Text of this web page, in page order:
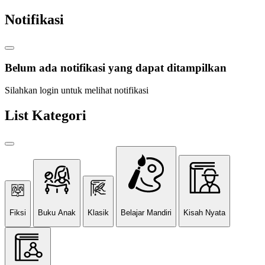
Notifikasi
Belum ada notifikasi yang dapat ditampilkan
Silahkan login untuk melihat notifikasi
List Kategori
Fiksi Buku Anak Klasik Belajar Mandiri Kisah Nyata